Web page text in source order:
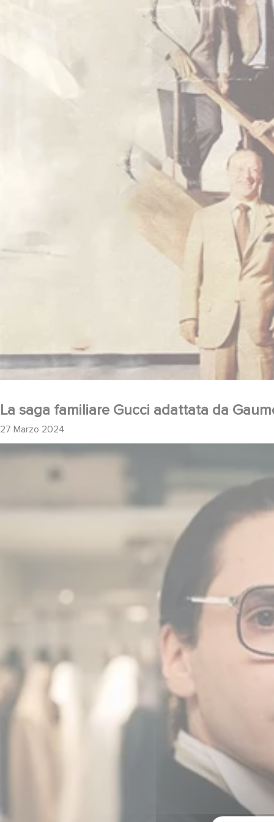
La saga familiare Gucci adattata da
27 Marzo 2024
Le prime immagini della serie "Becoming Karl